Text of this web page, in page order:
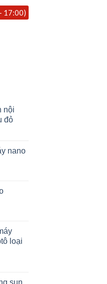
17:00)
nội
đỏ
nano
loại
sun